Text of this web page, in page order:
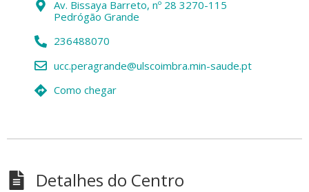
Av. Bissaya Barreto, nº 28 3270-115
Pedrógão Grande
236488070
ucc.peragrande@ulscoimbra.min-saude.pt
Como chegar
Detalhes do Centro